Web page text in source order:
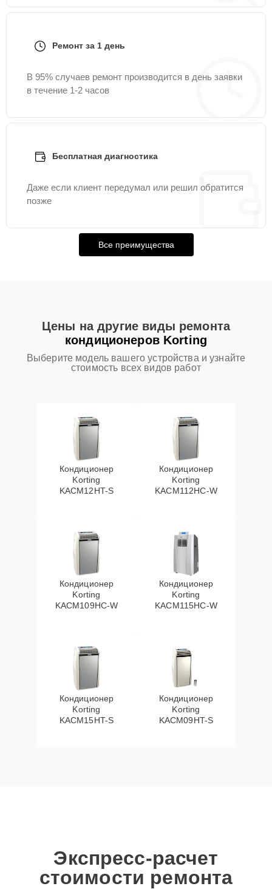
Ремонт за 1 день
В 95% случаев ремонт производится в день заявки
в течение 1-2 часов
Бесплатная диагностика
Даже если клиент передумал или решил обратится
позже
Все преимущества
Цены на другие виды ремонта
кондиционеров Korting
Выберите модель вашего устройства и узнайте
стоимость всех видов работ
Кондиционер
Korting
KACM12HT-S
Кондиционер
Korting
KACM112HC-W
Кондиционер
Korting
KACM109HC-W
Кондиционер
Korting
KACM115HC-W
Кондиционер
Korting
KACM15HT-S
Кондиционер
Korting
KACM09HT-S
Экспресс-расчет
стоимости ремонта